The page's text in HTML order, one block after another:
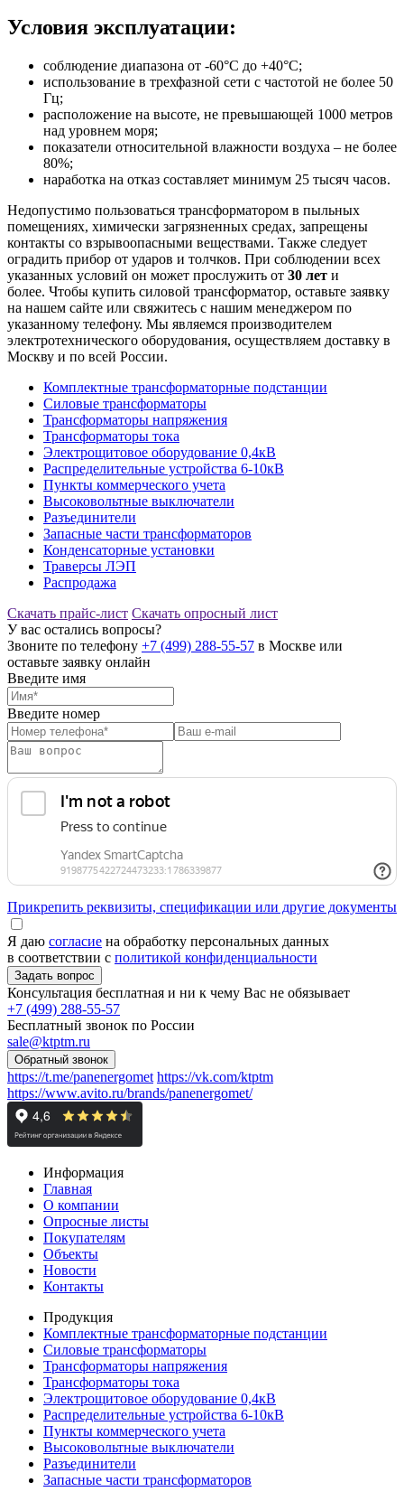
Условия эксплуатации:
соблюдение диапазона от -60°С до +40°С;
использование в трехфазной сети с частотой не более 50
Гц;
расположение на высоте, не превышающей 1000 метров
над уровнем моря;
показатели относительной влажности воздуха – не более
80%;
наработка на отказ составляет минимум 25 тысяч часов.
Недопустимо пользоваться трансформатором в пыльных
помещениях, химически загрязненных средах, запрещены
контакты со взрывоопасными веществами. Также следует
оградить прибор от ударов и толчков. При соблюдении всех
указанных условий он может прослужить от 30 лет и
более. Чтобы купить силовой трансформатор, оставьте заявку
на нашем сайте или свяжитесь с нашим менеджером по
указанному телефону. Мы являемся производителем
электротехнического оборудования, осуществляем доставку в
Москву и по всей России.
Комплектные трансформаторные подстанции
Силовые трансформаторы
Трансформаторы напряжения
Трансформаторы тока
Электрощитовое оборудование 0,4кВ
Распределительные устройства 6-10кВ
Пункты коммерческого учета
Высоковольтные выключатели
Разъединители
Запасные части трансформаторов
Конденсаторные установки
Траверсы ЛЭП
Распродажа
Скачать прайс-лист Скачать опросный лист
У вас остались вопросы?
Звоните по телефону +7 (499) 288-55-57 в Москве или
оставьте заявку онлайн
Введите имя
Введите номер
Прикрепить реквизиты, спецификации или другие документы
Я даю согласие на обработку персональных данных
в соответствии с политикой конфиденциальности
Консультация бесплатная и ни к чему Вас не обязывает
+7 (499) 288-55-57
Бесплатный звонок по России
sale@ktptm.ru
https://t.me/panenergomet https://vk.com/ktptm
https://www.avito.ru/brands/panenergomet/
Информация
Главная
О компании
Опросные листы
Покупателям
Объекты
Новости
Контакты
Продукция
Комплектные трансформаторные подстанции
Силовые трансформаторы
Трансформаторы напряжения
Трансформаторы тока
Электрощитовое оборудование 0,4кВ
Распределительные устройства 6-10кВ
Пункты коммерческого учета
Высоковольтные выключатели
Разъединители
Запасные части трансформаторов